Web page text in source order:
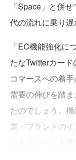
「Space」と併
代の流れに乗り遅
「EC機能強化に
たなTwitterカー
コマースへの着
需要の伸びを踏
たのでしょう。
業・ブランドの